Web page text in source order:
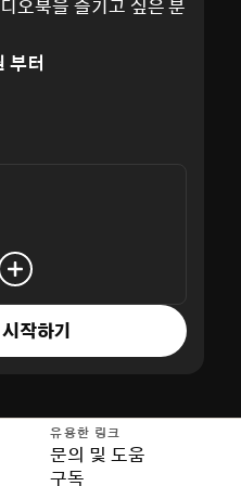
오북을 즐기고 싶은 분
부터
작하기
유용한 링크
문의 및 도움
구독